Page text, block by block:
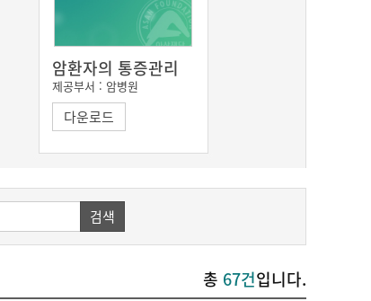
암환자의 통증관리
제공부서 : 암병원
다운로드
검색
총 67건입니다.